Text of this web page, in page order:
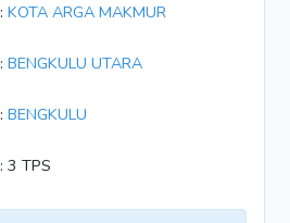
: KOTA ARGA MAKMUR
: BENGKULU UTARA
: BENGKULU
: 3 TPS